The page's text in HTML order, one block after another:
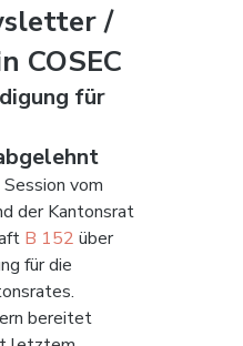
/
COSEC
für
vom
der Kantonsrat
B 152 über
für die
bereitet